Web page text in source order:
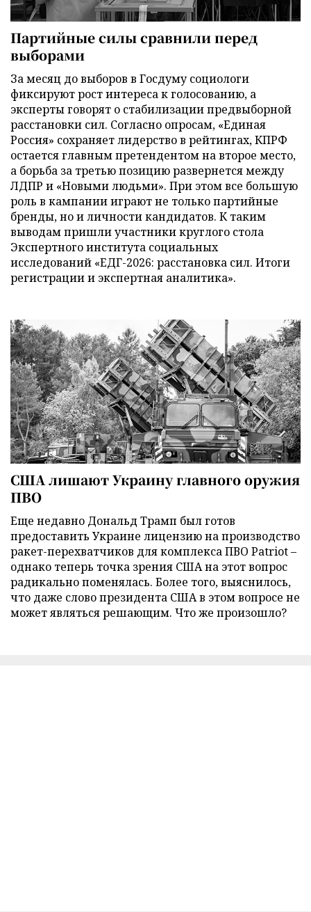
Партийные силы сравнили перед
выборами
За месяц до выборов в Госдуму социологи
фиксируют рост интереса к голосованию, а
эксперты говорят о стабилизации предвыборной
расстановки сил. Согласно опросам, «Единая
Россия» сохраняет лидерство в рейтингах, КПРФ
остается главным претендентом на второе место,
а борьба за третью позицию развернется между
ЛДПР и «Новыми людьми». При этом все большую
роль в кампании играют не только партийные
бренды, но и личности кандидатов. К таким
выводам пришли участники круглого стола
Экспертного института социальных
исследований «ЕДГ-2026: расстановка сил. Итоги
регистрации и экспертная аналитика».
США лишают Украину главного оружия
ПВО
Еще недавно Дональд Трамп был готов
предоставить Украине лицензию на производство
ракет-перехватчиков для комплекса ПВО Patriot –
однако теперь точка зрения США на этот вопрос
радикально поменялась. Более того, выяснилось,
что даже слово президента США в этом вопросе не
может являться решающим. Что же произошло?